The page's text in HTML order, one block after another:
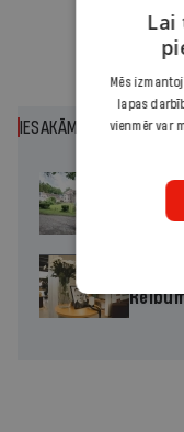
IESAKĀM
brillēm
Lai
Mēs
lapas
vienmēr var